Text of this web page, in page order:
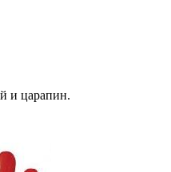
и царапин.